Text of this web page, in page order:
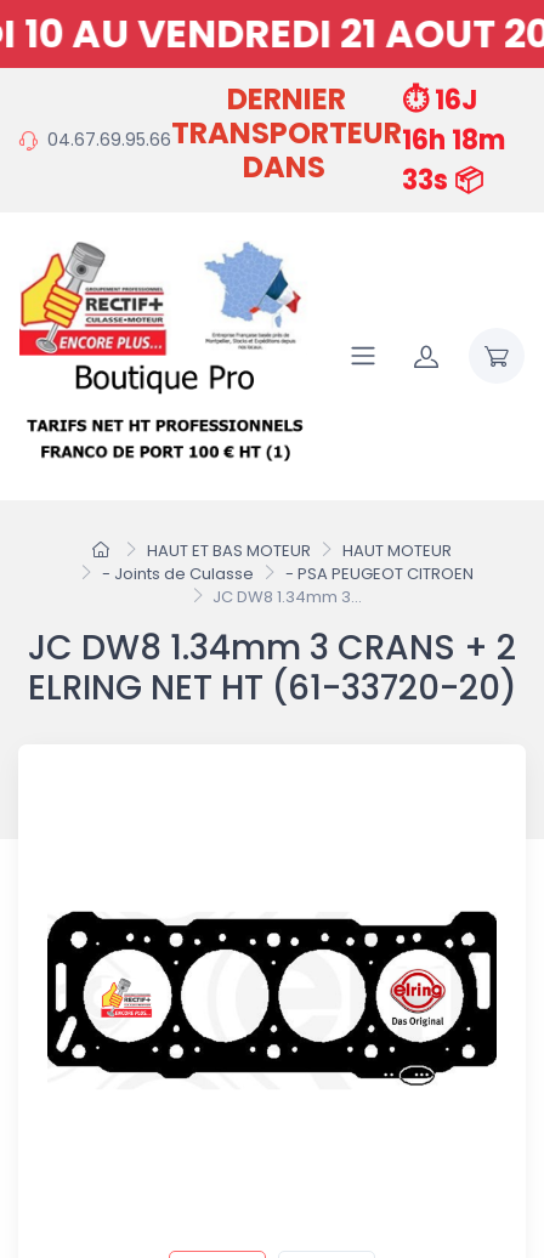
AU VENDREDI 21
04.67.69.95.66
DERNIER
TRANSPORTEUR
DANS
⏱️ 16J
16h 18m
33s 📦
HAUT ET BAS MOTEUR
HAUT MOTEUR
- Joints de Culasse
- PSA PEUGEOT CITROEN
JC DW8 1.34mm 3...
JC DW8 1.34mm 3 CRANS + 2
ELRING NET HT (61-33720-20)